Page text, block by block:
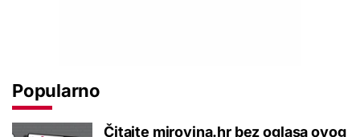
Popularno
Čitajte mirovina.hr bez oglasa ovog